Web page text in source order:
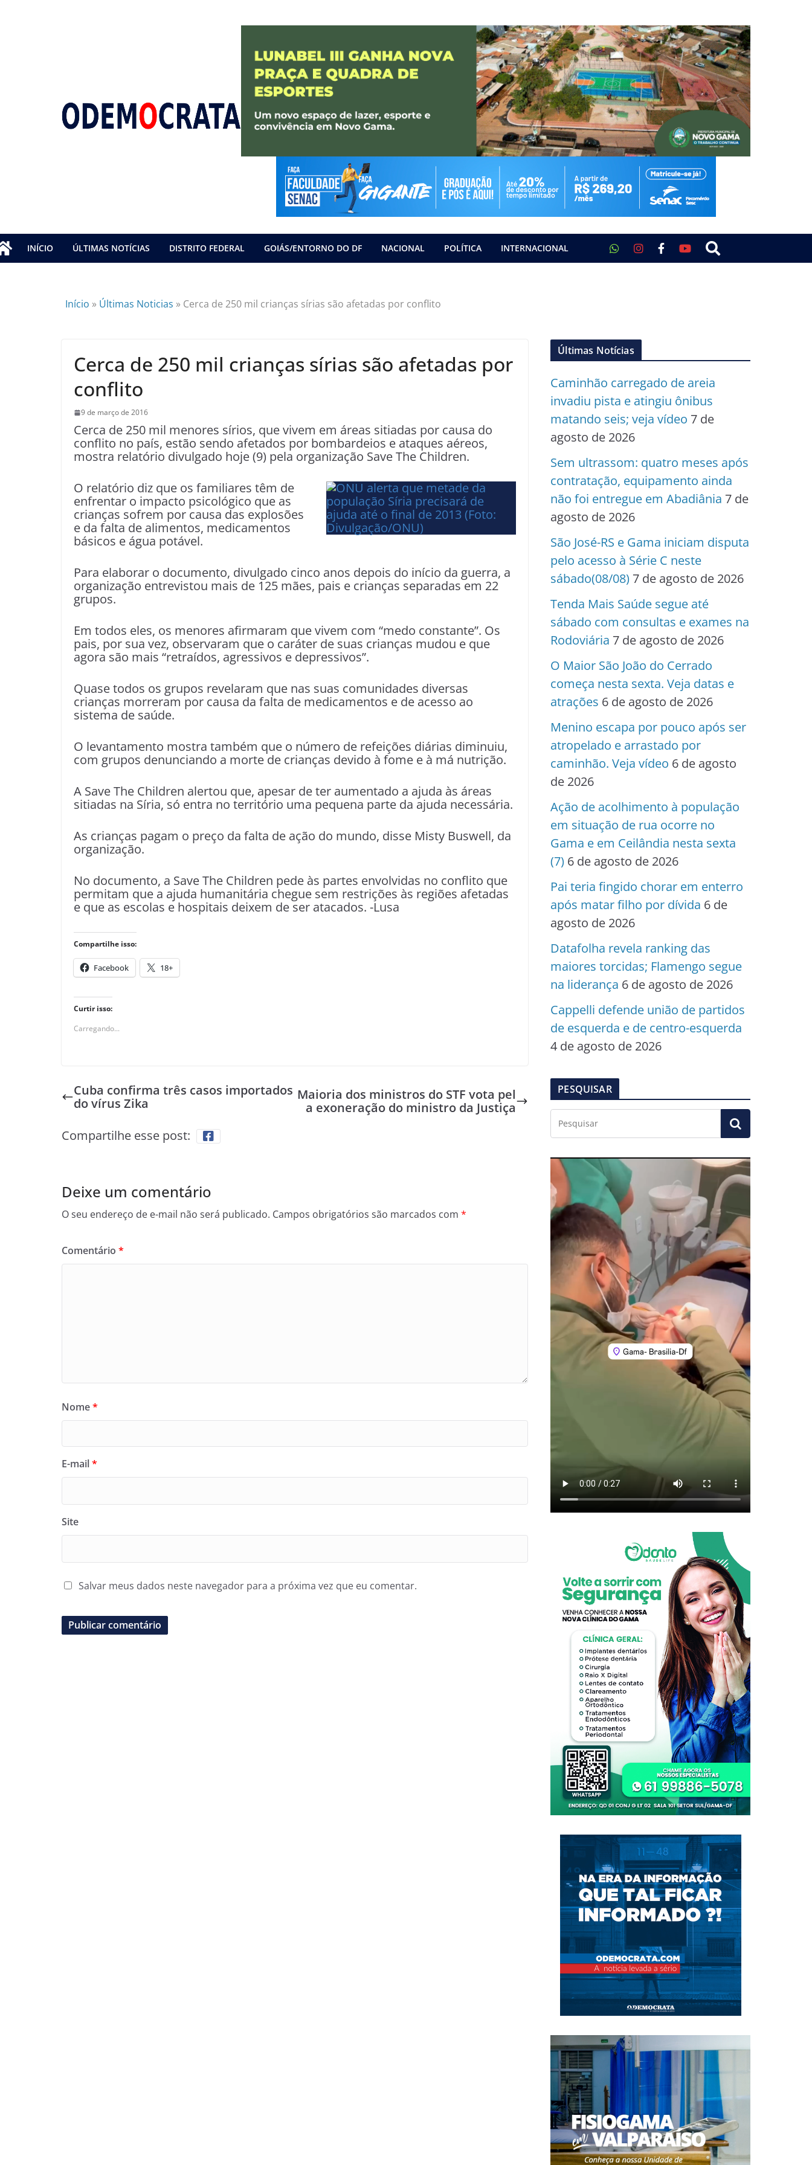
INÍCIO ÚLTIMAS NOTÍCIAS DISTRITO FEDERAL GOIÁS/ENTORNO DO DF NACIONAL POLÍTICA INTERNACIONAL
Início » Últimas Noticias » Cerca de 250 mil crianças sírias são afetadas por conflito
Cerca de 250 mil crianças sírias são afetadas por
conflito
9 de março de 2016
Cerca de 250 mil menores sírios, que vivem em áreas sitiadas por causa do
conflito no país, estão sendo afetados por bombardeios e ataques aéreos,
mostra relatório divulgado hoje (9) pela organização Save The Children.
O relatório diz que os familiares têm de
enfrentar o impacto psicológico que as
crianças sofrem por causa das explosões
e da falta de alimentos, medicamentos
básicos e água potável.
Para elaborar o documento, divulgado cinco anos depois do início da guerra, a
organização entrevistou mais de 125 mães, pais e crianças separadas em 22
grupos.
Em todos eles, os menores afirmaram que vivem com “medo constante”. Os
pais, por sua vez, observaram que o caráter de suas crianças mudou e que
agora são mais “retraídos, agressivos e depressivos”.
Quase todos os grupos revelaram que nas suas comunidades diversas
crianças morreram por causa da falta de medicamentos e de acesso ao
sistema de saúde.
O levantamento mostra também que o número de refeições diárias diminuiu,
com grupos denunciando a morte de crianças devido à fome e à má nutrição.
A Save The Children alertou que, apesar de ter aumentado a ajuda às áreas
sitiadas na Síria, só entra no território uma pequena parte da ajuda necessária.
As crianças pagam o preço da falta de ação do mundo, disse Misty Buswell, da
organização.
No documento, a Save The Children pede às partes envolvidas no conflito que
permitam que a ajuda humanitária chegue sem restrições às regiões afetadas
e que as escolas e hospitais deixem de ser atacados. -Lusa
Compartilhe isso:
Facebook 18+
Curtir isso:
Carregando...
Cuba confirma três casos importados
do vírus Zika
Maioria dos ministros do STF vota pel
a exoneração do ministro da Justiça
Compartilhe esse post:
Deixe um comentário
O seu endereço de e-mail não será publicado. Campos obrigatórios são marcados com *
Comentário *
Nome*
E-mail*
Site
Salvar meus dados neste navegador para a próxima vez que eu comentar.
Últimas Notícias
Caminhão carregado de areia
invadiu pista e atingiu ônibus
matando seis; veja vídeo 7 de
agosto de 2026
Sem ultrassom: quatro meses após
contratação, equipamento ainda
não foi entregue em Abadiânia 7 de
agosto de 2026
São José-RS e Gama iniciam disputa
pelo acesso à Série C neste
sábado(08/08) 7 de agosto de 2026
Tenda Mais Saúde segue até
sábado com consultas e exames na
Rodoviária 7 de agosto de 2026
O Maior São João do Cerrado
começa nesta sexta. Veja datas e
atrações 6 de agosto de 2026
Menino escapa por pouco após ser
atropelado e arrastado por
caminhão. Veja vídeo 6 de agosto
de 2026
Ação de acolhimento à população
em situação de rua ocorre no
Gama e em Ceilândia nesta sexta
(7) 6 de agosto de 2026
Pai teria fingido chorar em enterro
após matar filho por dívida 6 de
agosto de 2026
Datafolha revela ranking das
maiores torcidas; Flamengo segue
na liderança 6 de agosto de 2026
Cappelli defende união de partidos
de esquerda e de centro-esquerda
4 de agosto de 2026
PESQUISAR